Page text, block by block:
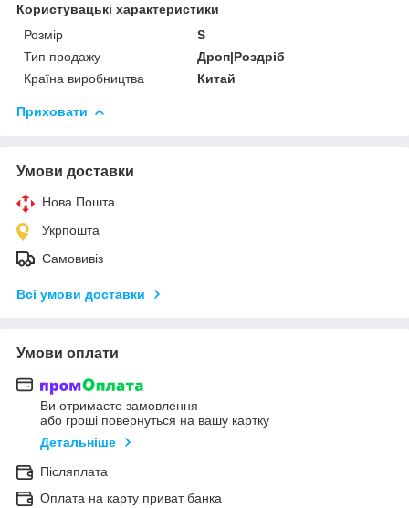
Користувацькі характеристики
Розмір
S
Тип продажу
Дроп|Роздріб
Країна виробництва
Китай
Приховати
Умови доставки
Нова Пошта
Укрпошта
Самовивіз
Всі умови доставки
Умови оплати
Ви отримаєте замовлення
або гроші повернуться на вашу картку
Детальніше
Післяплата
Оплата на карту приват банка